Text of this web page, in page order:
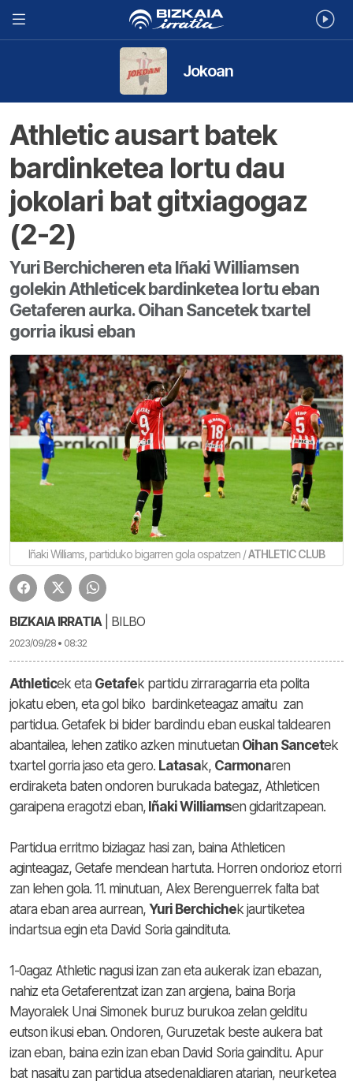
Jokoan
Athletic ausart batek
bardinketea lortu dau
jokolari bat gitxiagogaz
(2-2)
Yuri Berchicheren eta Iñaki Williamsen
golekin Athleticek bardinketea lortu eban
Getaferen aurka. Oihan Sancetek txartel
gorria ikusi eban
Iñaki Williams, partiduko bigarren gola ospatzen /ATHLETIC CLUB
BIZKAIA IRRATIA| BILBO
2023/09/28 • 08:32
Athleticek eta Getafek partidu zirraragarria eta polita
jokatu eben, eta gol biko bardinketeagaz amaitu zan
partidua. Getafek bi bider bardindu eban euskal taldearen
abantailea, lehen zatiko azken minutuetan Oihan Sancetek
txartel gorria jaso eta gero. Latasak, Carmonaren
erdiraketa baten ondoren burukada bategaz, Athleticen
garaipena eragotzi eban, Iñaki Williamsen gidaritzapean.
Partidua erritmo biziagaz hasi zan, baina Athleticen
aginteagaz, Getafe mendean hartuta. Horren ondorioz etorri
zan lehen gola. 11. minutuan, Alex Berenguerrek falta bat
atara eban area aurrean, Yuri Berchichek jaurtiketea
indartsua egin eta David Soria gaindituta.
1-0agaz Athletic nagusi izan zan eta aukerak izan ebazan,
nahiz eta Getaferentzat izan zan argiena, baina Borja
Mayoralek Unai Simonek buruz burukoa zelan gelditu
eutson ikusi eban. Ondoren, Guruzetak beste aukera bat
izan eban, baina ezin izan eban David Soria gainditu. Apur
bat nasaitu zan partidua atsedenaldiaren atarian, neurketea